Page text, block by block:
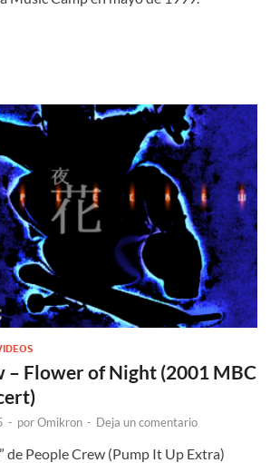
– Flower of Night (2001 MBC
- porOmikron - Deja un comentario
de People Crew (Pump It Up Extra)